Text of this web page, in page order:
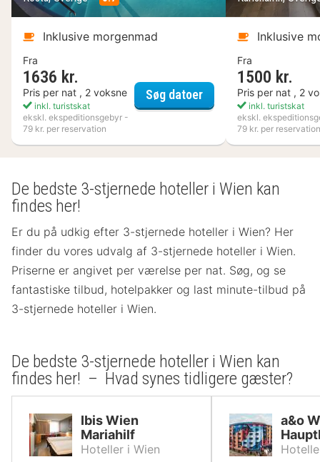
Inklusive morgenmad
Fra
1636 kr.
Pris per nat , 2 voksne
inkl. turistskat
ekskl. ekspeditionsgebyr -
79 kr. per reservation
Søg datoerKosta Boda Art Hotel
Inklusive
Fra
1500 kr.
Pris per nat , 2
inkl. turistskat
ekskl.
79 kr. per reservation
De bedste 3-stjernede hoteller i Wien kan
findes her!
Er du på udkig efter 3-stjernede hoteller i Wien? Her
finder du vores udvalg af 3-stjernede hoteller i Wien.
Priserne er angivet per værelse per nat. Søg, og se
fantastiske tilbud, hotelpakker og last minute-tilbud på
3-stjernede hoteller i Wien.
De bedste 3-stjernede hoteller i Wien kan
findes her! – Hvad synes tidligere gæster?
Ibis Wien
Mariahilf
Hoteller i Wien
a&o